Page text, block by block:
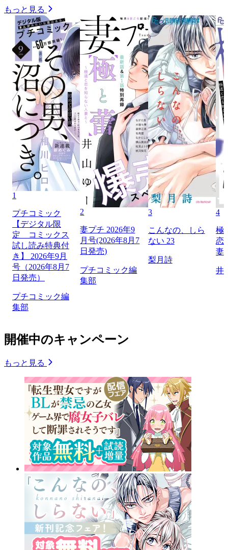
もっと見る
1
プチコミック
【デジタル限
定 コミックス
試し読み特典付
き】 2026年9月
号（2026年8月7
日発売）
プチコミック編
集部
2
妻プチ 2026年9
月号(2026年8月7
日発売)
プチコミック編
集部
3
こんなの、しら
ない 23
梨月詩
4
極
恋
妻
井
開催中のキャンペーン
もっと見る